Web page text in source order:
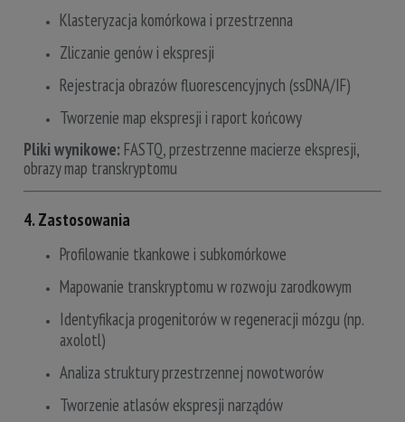
Klasteryzacja komórkowa i przestrzenna
Zliczanie genów i ekspresji
Rejestracja obrazów fluorescencyjnych (ssDNA/IF)
Tworzenie map ekspresji i raport końcowy
Pliki wynikowe: FASTQ, przestrzenne macierze ekspresji,
obrazy map transkryptomu
4. Zastosowania
Profilowanie tkankowe i subkomórkowe
Mapowanie transkryptomu w rozwoju zarodkowym
Identyfikacja progenitorów w regeneracji mózgu (np.
axolotl)
Analiza struktury przestrzennej nowotworów
Tworzenie atlasów ekspresji narządów